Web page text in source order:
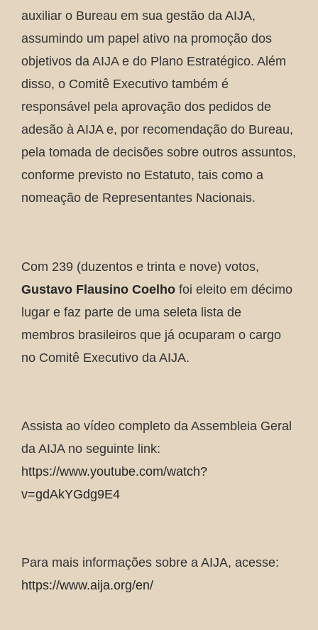
auxiliar o Bureau em sua gestão da AIJA,
assumindo um papel ativo na promoção dos
objetivos da AIJA e do Plano Estratégico. Além
disso, o Comitê Executivo também é
responsável pela aprovação dos pedidos de
adesão à AIJA e, por recomendação do Bureau,
pela tomada de decisões sobre outros assuntos,
conforme previsto no Estatuto, tais como a
nomeação de Representantes Nacionais.
Com 239 (duzentos e trinta e nove) votos,
Gustavo Flausino Coelho foi eleito em décimo
lugar e faz parte de uma seleta lista de
membros brasileiros que já ocuparam o cargo
no Comitê Executivo da AIJA.
Assista ao vídeo completo da Assembleia Geral
da AIJA no seguinte link:
https://www.youtube.com/watch?
v=gdAkYGdg9E4
Para mais informações sobre a AIJA, acesse:
https://www.aija.org/en/